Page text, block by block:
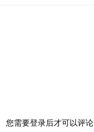
您需要登录后才可以评论